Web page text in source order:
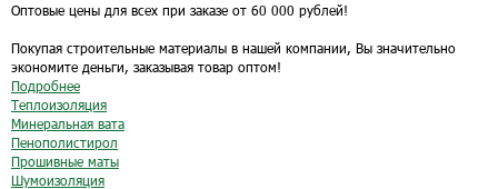
Оптовые цены для всех при заказе от 60 000 рублей!
Покупая строительные материалы в нашей компании, Вы значительно
экономите деньги, заказывая товар оптом!
Подробнее
Теплоизоляция
Минеральная вата
Пенополистирол
Прошивные маты
Шумоизоляция